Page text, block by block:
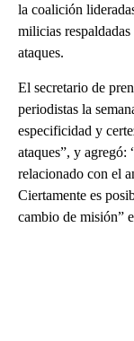
la coalición
milicias respaldadas
ataques.
El secretario de
periodistas la
especificidad y
ataques”, y agregó:
relacionado con el
Ciertamente es
cambio de misión”